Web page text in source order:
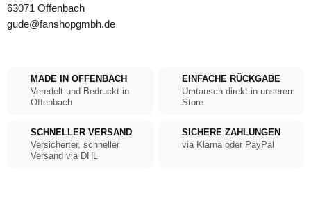
63071 Offenbach
gude@fanshopgmbh.de
MADE IN OFFENBACH
Veredelt und Bedruckt in
Offenbach
EINFACHE RÜCKGABE
Umtausch direkt in unserem
Store
SCHNELLER VERSAND
Versicherter, schneller
Versand via DHL
SICHERE ZAHLUNGEN
via Klarna oder PayPal